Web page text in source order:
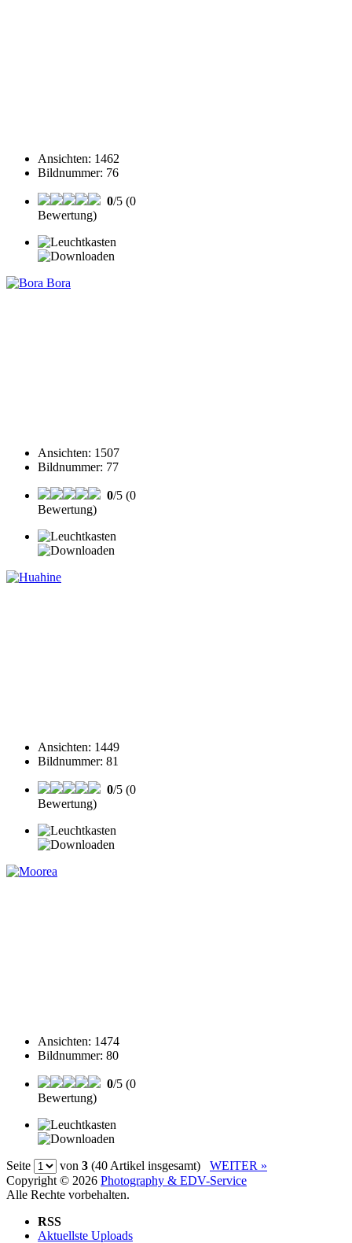
Ansichten: 1462
Bildnummer: 76
0/5 (0
Bewertung)
Ansichten: 1507
Bildnummer: 77
0/5 (0
Bewertung)
Ansichten: 1449
Bildnummer: 81
0/5 (0
Bewertung)
Ansichten: 1474
Bildnummer: 80
0/5 (0
Bewertung)
Seite von 3 (40 Artikel insgesamt)
WEITER »
Copyright © 2026 Photography & EDV-Service
Alle Rechte vorbehalten.
RSS
Aktuellste Uploads